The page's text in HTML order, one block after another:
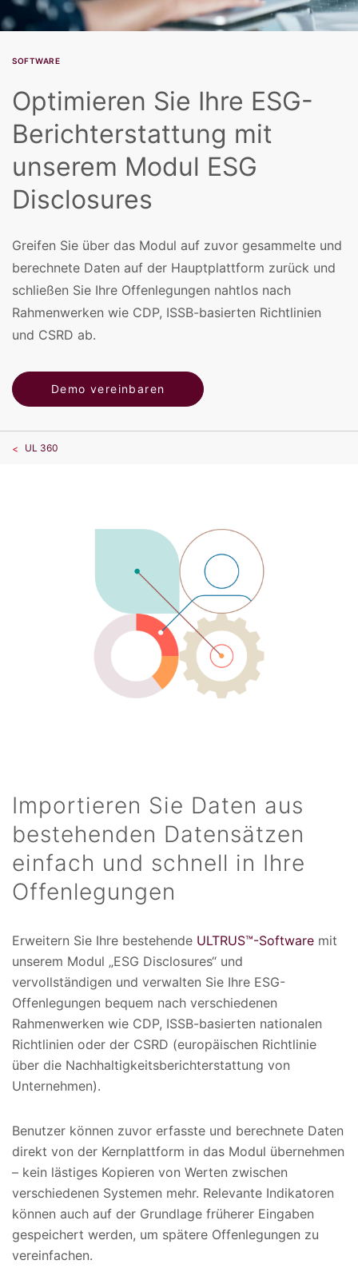
SOFTWARE
Optimieren Sie Ihre ESG-
Berichterstattung mit
unserem Modul ESG
Disclosures
Greifen Sie über das Modul auf zuvor gesammelte und
berechnete Daten auf der Hauptplattform zurück und
schließen Sie Ihre Offenlegungen nahtlos nach
Rahmenwerken wie CDP, ISSB-basierten Richtlinien
und CSRD ab.
Demo vereinbaren
UL 360
Importieren Sie Daten aus
bestehenden Datensätzen
einfach und schnell in Ihre
Offenlegungen
Erweitern Sie Ihre bestehende ULTRUS™-Software mit
unserem Modul „ESG Disclosures“ und
vervollständigen und verwalten Sie Ihre ESG-
Offenlegungen bequem nach verschiedenen
Rahmenwerken wie CDP, ISSB-basierten nationalen
Richtlinien oder der CSRD (europäischen Richtlinie
über die Nachhaltigkeitsberichterstattung von
Unternehmen).
Benutzer können zuvor erfasste und berechnete Daten
direkt von der Kernplattform in das Modul übernehmen
– kein lästiges Kopieren von Werten zwischen
verschiedenen Systemen mehr. Relevante Indikatoren
können auch auf der Grundlage früherer Eingaben
gespeichert werden, um spätere Offenlegungen zu
vereinfachen.